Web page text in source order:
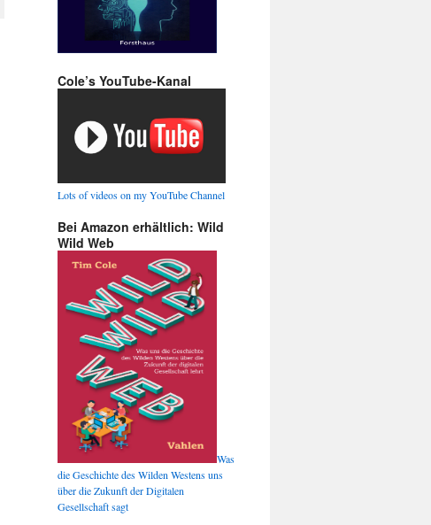
Cole’s YouTube-Kanal
Lots of videos on my YouTube Channel
Bei Amazon erhältlich: Wild
Wild Web
Was
die Geschichte des Wilden Westens uns
über die Zukunft der Digitalen
Gesellschaft sagt